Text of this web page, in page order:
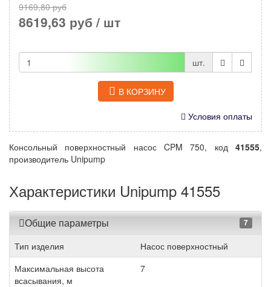
9169,80 руб
8619,63 руб / шт
шт.
В КОРЗИНУ
Условия оплаты
Консольный поверхностный насос CPM 750, код 41555,
производитель Unipump
Характеристики Unipump 41555
Общие параметры 7
Тип изделия
Насос поверхностный
Максимальная высота
всасывания, м
7